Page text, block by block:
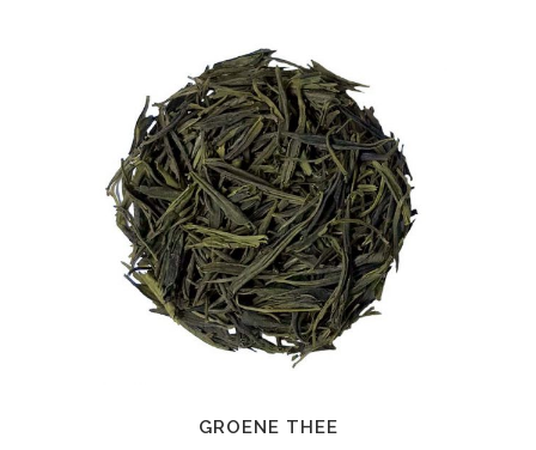
GROENE THEE